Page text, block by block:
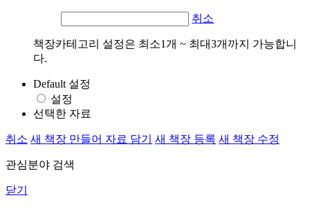
취소
책장카테고리 설정은 최소1개 ~ 최대3개까지 가능합니
다.
Default 설정
설정
선택한 자료
취소 새 책장 만들어 자료 담기 새 책장 등록 새 책장 수정
관심분야 검색
닫기